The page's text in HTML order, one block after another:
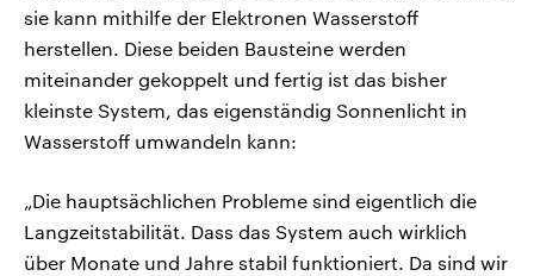
sie kann mithilfe der Elektronen Wasserstoff
herstellen. Diese beiden Bausteine werden
miteinander gekoppelt und fertig ist das bisher
kleinste System, das eigenständig Sonnenlicht in
Wasserstoff umwandeln kann:
„Die hauptsächlichen Probleme sind eigentlich die
Langzeitstabilität. Dass das System auch wirklich
über Monate und Jahre stabil funktioniert. Da sind wir